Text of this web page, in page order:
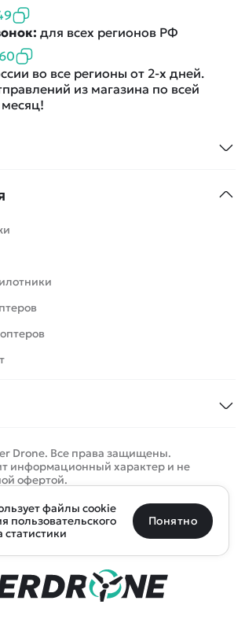
для всех регионов РФ
во все регионы от 2-х дней.
из магазина по всей
Drone. Все права защищены.
информационный характер и не
офертой.
Очистить
В корзину
местоположение
Москва Майкоп Уфа
пунктов
файлы cookie
пользовательского
Понятно